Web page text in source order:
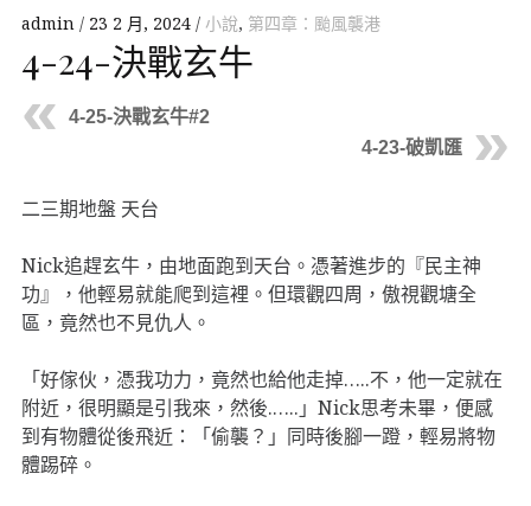
admin 23 2 月, 2024 小說, 第四章：颱風襲港
4-24-決戰玄牛
4-25-決戰玄牛#2
4-23-破凱匯
二三期地盤 天台
Nick追趕玄牛，由地面跑到天台。憑著進步的『民主神
功』，他輕易就能爬到這裡。但環觀四周，傲視觀塘全
區，竟然也不見仇人。
「好傢伙，憑我功力，竟然也給他走掉…..不，他一定就在
附近，很明顯是引我來，然後.…..」Nick思考未畢，便感
到有物體從後飛近：「偷襲？」同時後腳一蹬，輕易將物
體踢碎。